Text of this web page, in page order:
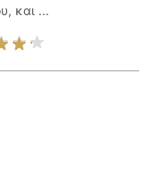
και ...